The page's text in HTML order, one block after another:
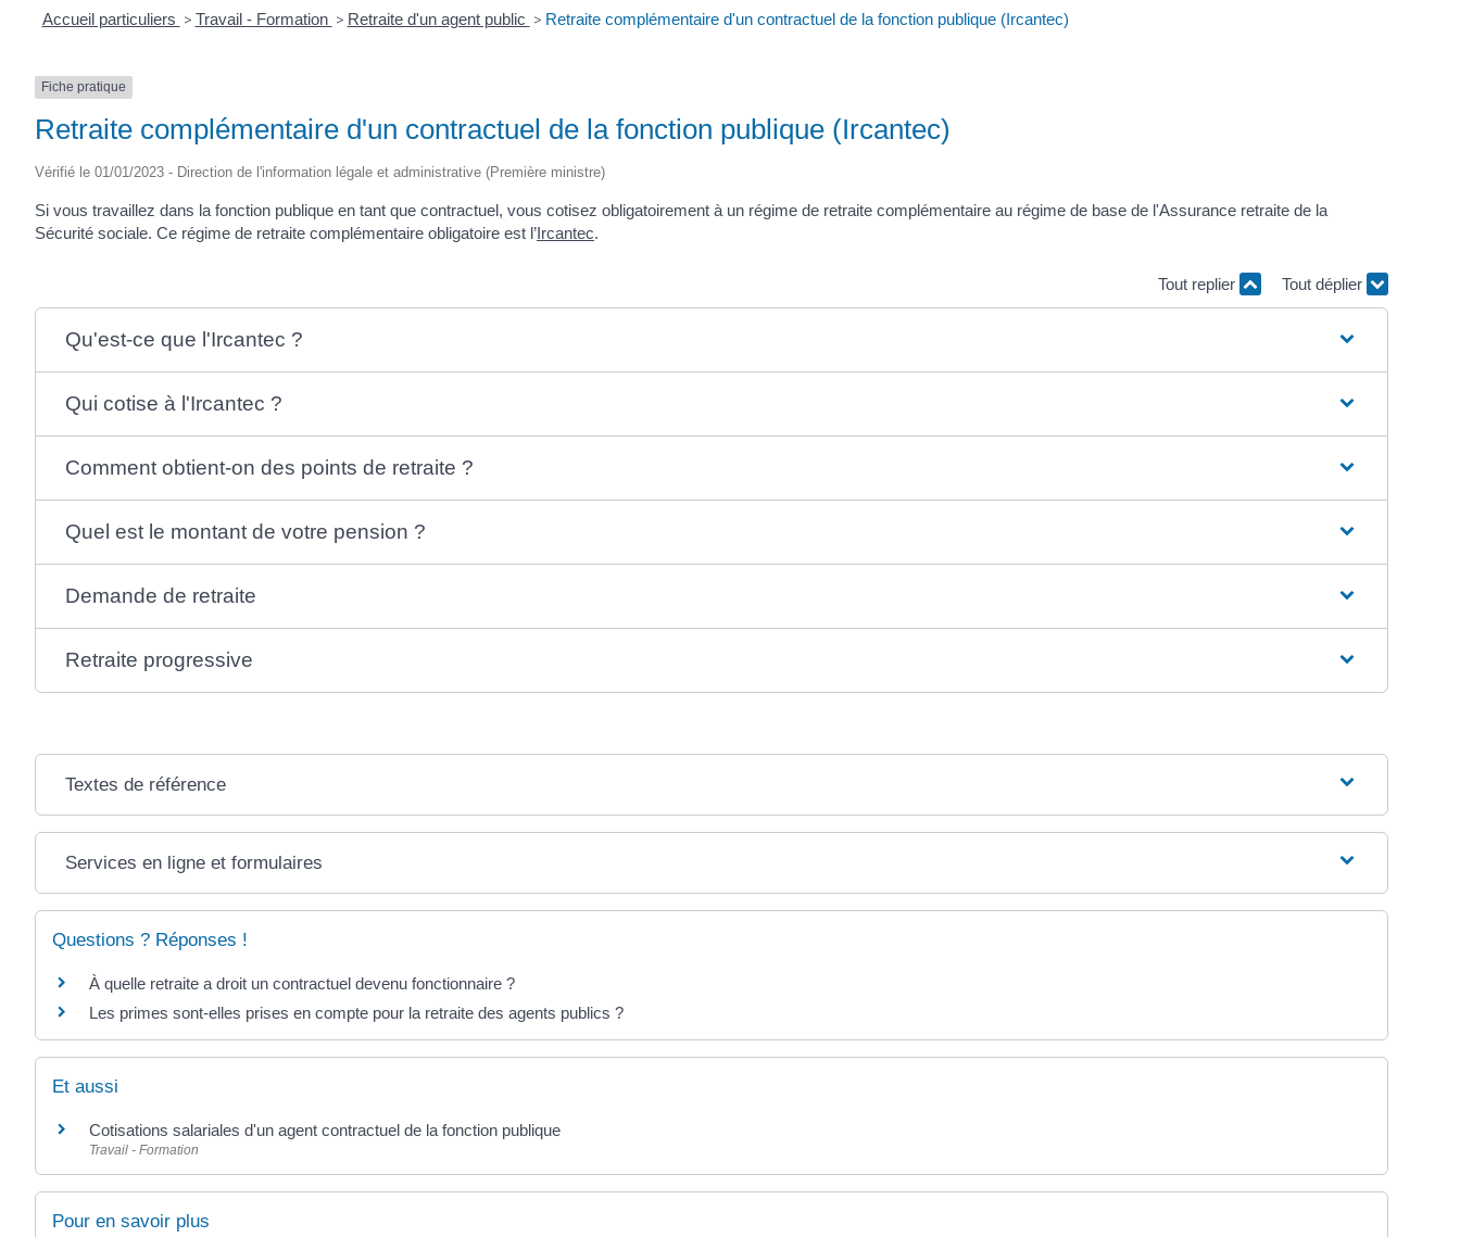
Accueil particuliers > Travail - Formation > Retraite d'un agent public > Retraite complémentaire d'un contractuel de la fonction publique (Ircantec)
Fiche pratique
Retraite complémentaire d'un contractuel de la fonction publique (Ircantec)
Vérifié le 01/01/2023 - Direction de l'information légale et administrative (Première ministre)
Si vous travaillez dans la fonction publique en tant que contractuel, vous cotisez obligatoirement à un régime de retraite complémentaire au régime de base de l'Assurance retraite de la
Sécurité sociale. Ce régime de retraite complémentaire obligatoire est l’Ircantec.
Tout replier Tout déplier
Qu'est-ce que l'Ircantec ?
Qui cotise à l'Ircantec ?
Comment obtient-on des points de retraite ?
Quel est le montant de votre pension ?
Demande de retraite
Retraite progressive
Textes de référence
Services en ligne et formulaires
Questions ? Réponses !
À quelle retraite a droit un contractuel devenu fonctionnaire ?
Les primes sont-elles prises en compte pour la retraite des agents publics ?
Et aussi
Cotisations salariales d'un agent contractuel de la fonction publique
Travail - Formation
Pour en savoir plus